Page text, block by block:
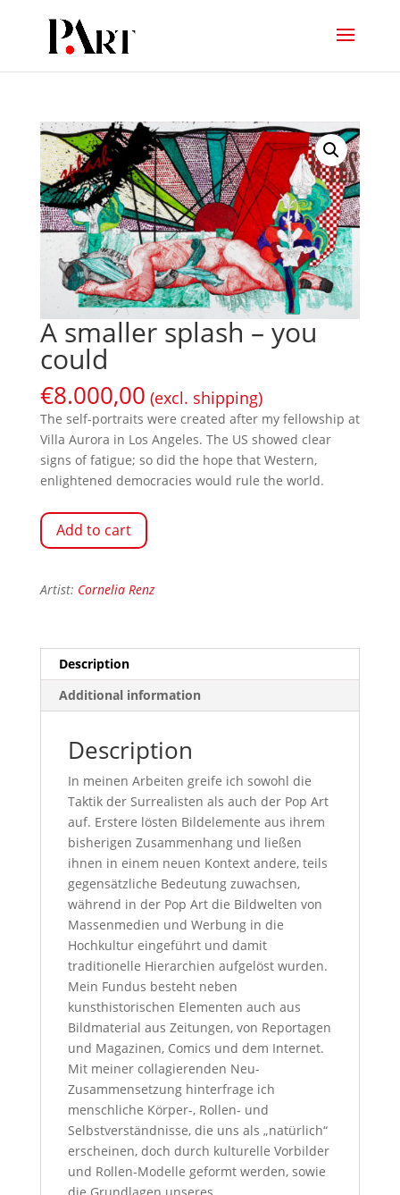
A smaller splash – you
could
€8.000,00 (excl. shipping)
The self-portraits were created after my fellowship at
Villa Aurora in Los Angeles. The US showed clear
signs of fatigue; so did the hope that Western,
enlightened democracies would rule the world.
Add to cart
Artist: Cornelia Renz
Description
Additional information
Description
In meinen Arbeiten greife ich sowohl die
Taktik der Surrealisten als auch der Pop Art
auf. Erstere lösten Bildelemente aus ihrem
bisherigen Zusammenhang und ließen
ihnen in einem neuen Kontext andere, teils
gegensätzliche Bedeutung zuwachsen,
während in der Pop Art die Bildwelten von
Massenmedien und Werbung in die
Hochkultur eingeführt und damit
traditionelle Hierarchien aufgelöst wurden.
Mein Fundus besteht neben
kunsthistorischen Elementen auch aus
Bildmaterial aus Zeitungen, von Reportagen
und Magazinen, Comics und dem Internet.
Mit meiner collagierenden Neu-
Zusammensetzung hinterfrage ich
menschliche Körper-, Rollen- und
Selbstverständnisse, die uns als „natürlich“
erscheinen, doch durch kulturelle Vorbilder
und Rollen-Modelle geformt werden, sowie
die Grundlagen unseres